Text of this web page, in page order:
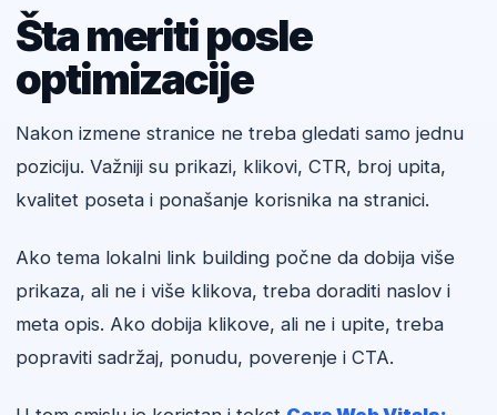
Šta meriti posle
optimizacije
Nakon izmene stranice ne treba gledati samo jednu
poziciju. Važniji su prikazi, klikovi, CTR, broj upita,
kvalitet poseta i ponašanje korisnika na stranici.
Ako tema lokalni link building počne da dobija više
prikaza, ali ne i više klikova, treba doraditi naslov i
meta opis. Ako dobija klikove, ali ne i upite, treba
popraviti sadržaj, ponudu, poverenje i CTA.